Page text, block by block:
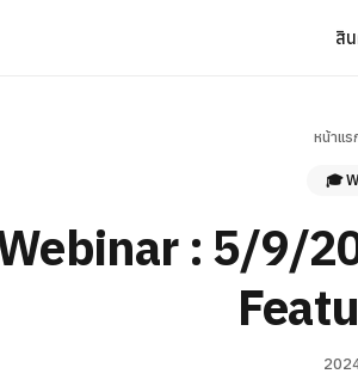
สิ
หน้าแร
🎓
: 5/9/